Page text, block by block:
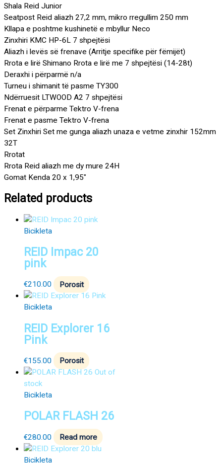
Shala Reid Junior
Seatpost Reid aliazh 27,2 mm, mikro rregullim 250 mm
Kllapa e poshtme kushinetë e mbyllur Neco
Zinxhiri KMC HP-6L 7 shpejtësi
Aliazh i levës së frenave (Arritje specifike për fëmijët)
Rrota e lirë Shimano Rrota e lirë me 7 shpejtësi (14-28t)
Deraxhi i përparmë n/a
Turneu i shimanit të pasme TY300
Ndërruesit LTWOOD A2 7 shpejtësi
Frenat e përparme Tektro V-frena
Frenat e pasme Tektro V-frena
Set Zinxhiri Set me gunga aliazh unaza e vetme zinxhir 152mm
32T
Rrotat
Rrota Reid aliazh me dy mure 24H
Gomat Kenda 20 x 1,95″
Related products
Bicikleta
REID Impac 20
pink
€210.00 Porosit
Bicikleta
REID Explorer 16
Pink
€155.00
Porosit
Out of
stock
Bicikleta
POLAR FLASH 26
€280.00 Read more
Bicikleta